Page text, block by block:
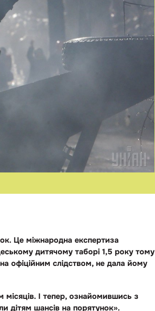
Це міжнародна експертиза
дитячому таборі 1,5 року тому
офіційним слідством, не дала йому
І тепер, ознайомившись з
дітям шансів на порятунок».